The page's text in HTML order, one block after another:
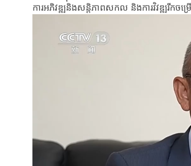
ការអភិវឌ្ឍនិងសន្តិភាពសកល និងការវិវឌ្ឍរីកច